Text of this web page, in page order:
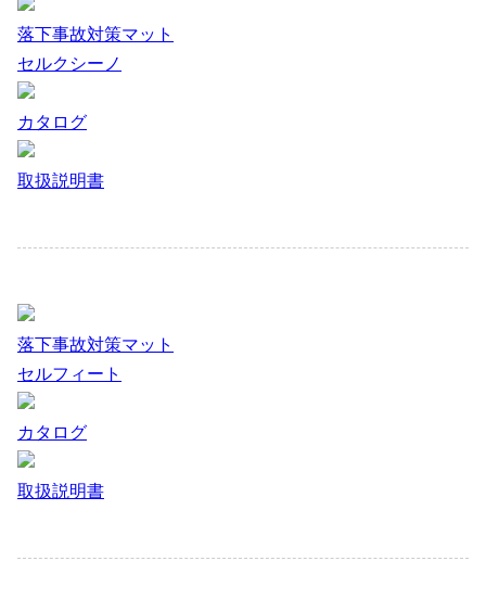
落下事故対策マット
セルクシーノ
カタログ
取扱説明書
落下事故対策マット
セルフィート
カタログ
取扱説明書